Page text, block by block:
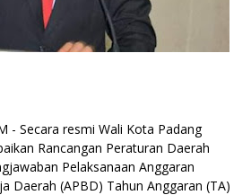
- Secara resmi Wali Kota Padang
Rancangan Peraturan Daerah
Pelaksanaan Anggaran
Daerah (APBD) Tahun Anggaran (TA)